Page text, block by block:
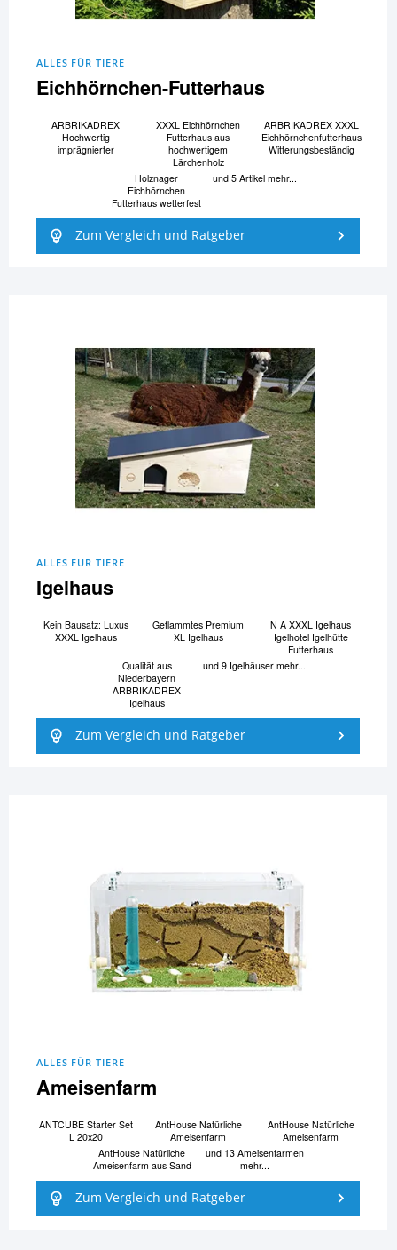
ALLES FÜR TIERE
Eichhörnchen-Futterhaus
ARBRIKADREX
Hochwertig
imprägnierter
XXXL Eichhörnchen
Futterhaus aus
hochwertigem
Lärchenholz
ARBRIKADREX XXXL
Eichhörnchenfutterhaus
Witterungsbeständig
Holznager
Eichhörnchen
Futterhaus wetterfest
und 5 Artikel mehr...
Zum Vergleich und Ratgeber
ALLES FÜR TIERE
Igelhaus
Kein Bausatz: Luxus
XXXL Igelhaus
Geflammtes Premium
XL Igelhaus
N A XXXL Igelhaus
Igelhotel Igelhütte
Futterhaus
Qualität aus
Niederbayern
ARBRIKADREX
Igelhaus
und 9 Igelhäuser mehr...
Zum Vergleich und Ratgeber
ALLES FÜR TIERE
Ameisenfarm
ANTCUBE Starter Set
L 20x20
AntHouse Natürliche
Ameisenfarm
AntHouse Natürliche
Ameisenfarm
AntHouse Natürliche
Ameisenfarm aus Sand
und 13 Ameisenfarmen
mehr...
Zum Vergleich und Ratgeber